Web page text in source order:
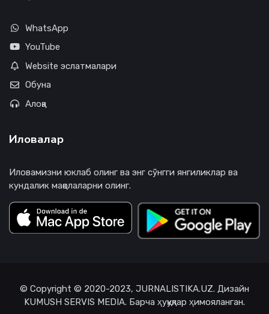
WhatsApp
YouTube
Website эслатмалари
Обуна
Алоқа
Иловалар
Иловамизни юклаб олинг ва энг сўнгги янгиликлар ва
кундалик мақолаларни олинг.
© Copyright © 2020-2023, JURNALISTIKA.UZ. Дизайн
KUMUSH SERVIS MEDIA. Барча ҳуқуқлар ҳимояланган.